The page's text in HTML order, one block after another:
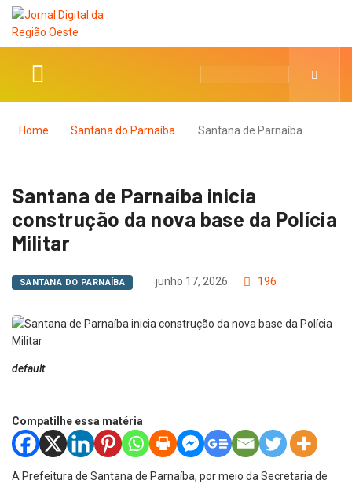
Home Santana do Parnaíba Santana de Parnaíba…
Santana de Parnaíba inicia
construção da nova base da Polícia
Militar
SANTANA DO PARNAÍBA junho 17, 2026 196
default
Compatilhe essa matéria
A Prefeitura de Santana de Parnaíba, por meio da Secretaria de